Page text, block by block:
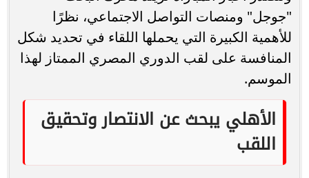
"جوجل" ومنصات التواصل الاجتماعي، نظرًا
للأهمية الكبيرة التي يحملها اللقاء في تحديد شكل
المنافسة على لقب الدوري المصري الممتاز لهذا
الموسم.
الأهلي يبحث عن الانتصار وتحقيق
اللقب